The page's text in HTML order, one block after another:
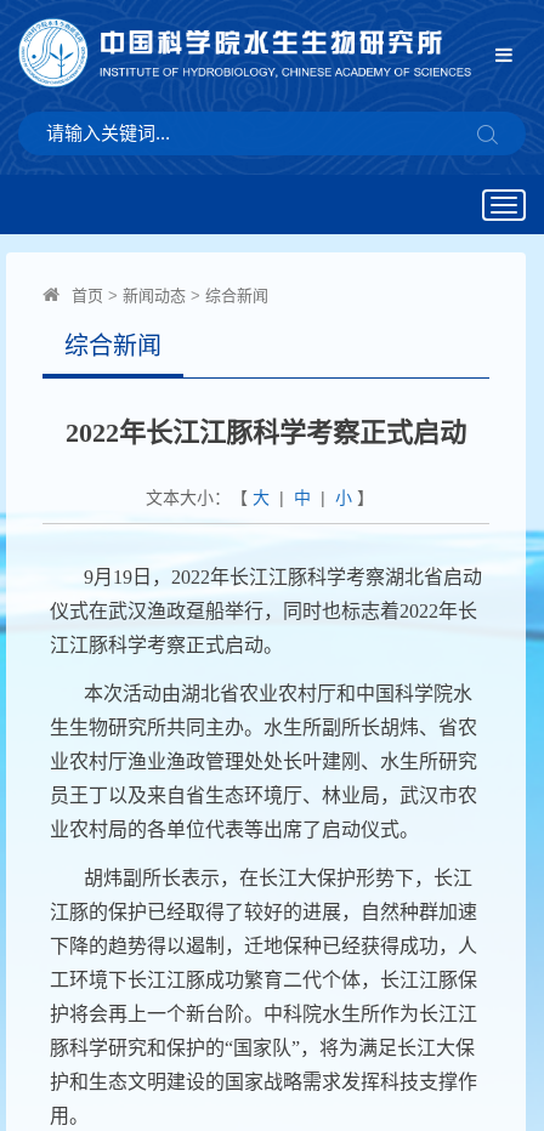
首页 > 新闻动态 > 综合新闻
综合新闻
2022年长江江豚科学考察正式启动
文本大小：【 大| 中 | 小】
9月19日，2022年长江江豚科学考察湖北省启动
仪式在武汉渔政趸船举行，同时也标志着2022年长
江江豚科学考察正式启动。
本次活动由湖北省农业农村厅和中国科学院水
生生物研究所共同主办。水生所副所长胡炜、省农
业农村厅渔业渔政管理处处长叶建刚、水生所研究
员王丁以及来自省生态环境厅、林业局，武汉市农
业农村局的各单位代表等出席了启动仪式。
胡炜副所长表示，在长江大保护形势下，长江
江豚的保护已经取得了较好的进展，自然种群加速
下降的趋势得以遏制，迁地保种已经获得成功，人
工环境下长江江豚成功繁育二代个体，长江江豚保
护将会再上一个新台阶。中科院水生所作为长江江
豚科学研究和保护的“国家队”，将为满足长江大保
护和生态文明建设的国家战略需求发挥科技支撑作
用。